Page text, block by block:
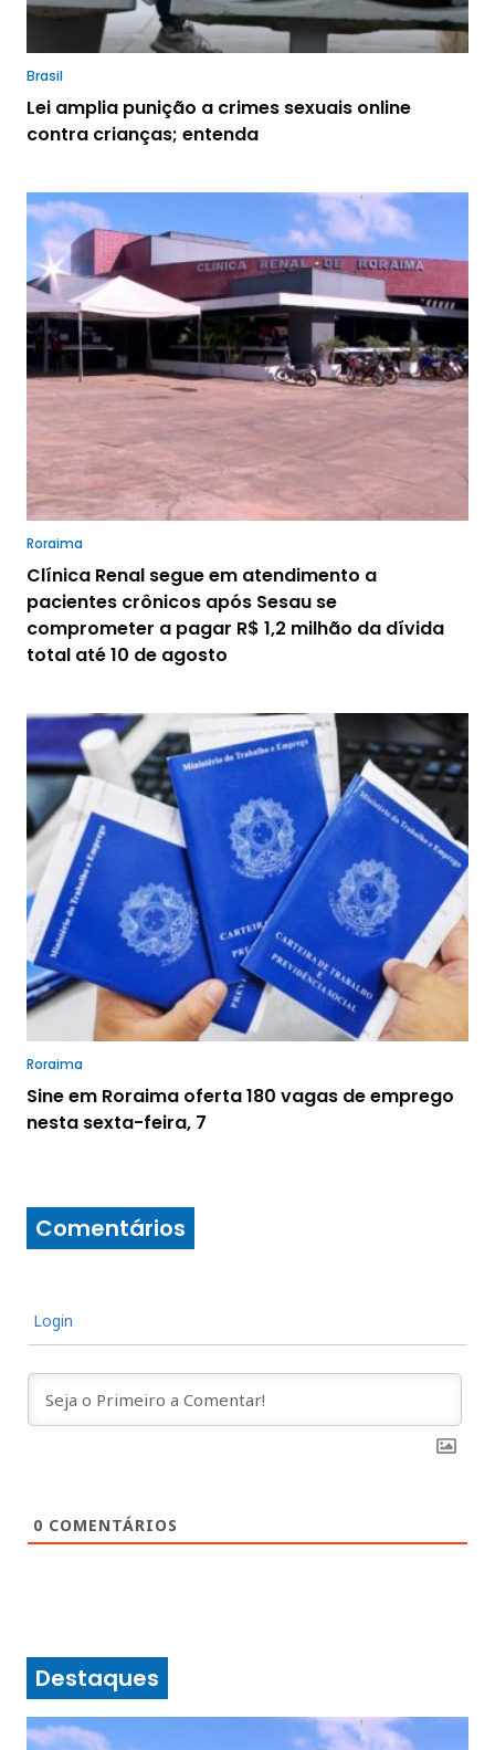
Brasil
Lei amplia punição a crimes sexuais online
contra crianças; entenda
Roraima
Clínica Renal segue em atendimento a
pacientes crônicos após Sesau se
comprometer a pagar R$ 1,2 milhão da dívida
total até 10 de agosto
Roraima
Sine em Roraima oferta 180 vagas de emprego
nesta sexta-feira, 7
Comentários
Login
0 COMENTÁRIOS
Destaques